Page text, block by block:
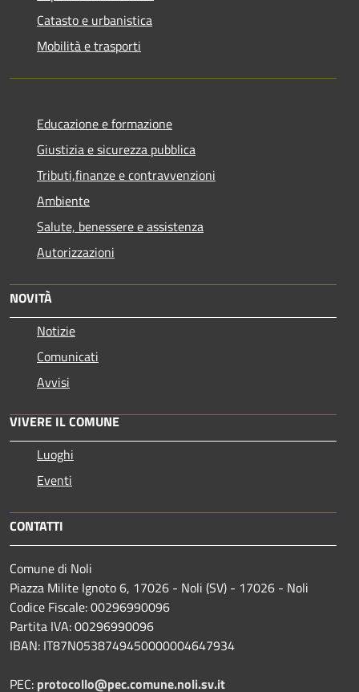
Catasto e urbanistica
Mobilità e trasporti
Educazione e formazione
Giustizia e sicurezza pubblica
Tributi,finanze e contravvenzioni
Ambiente
Salute, benessere e assistenza
Autorizzazioni
NOVITÀ
Notizie
Comunicati
Avvisi
VIVERE IL COMUNE
Luoghi
Eventi
CONTATTI
Comune di Noli
Piazza Milite Ignoto 6, 17026 - Noli (SV) - 17026 - Noli
Codice Fiscale: 00296990096
Partita IVA: 00296990096
IBAN: IT87N0538749450000004647934
PEC: protocollo@pec.comune.noli.sv.it